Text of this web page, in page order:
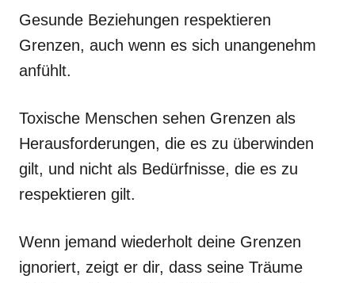
Gesunde Beziehungen respektieren
Grenzen, auch wenn es sich unangenehm
anfühlt.
Toxische Menschen sehen Grenzen als
Herausforderungen, die es zu überwinden
gilt, und nicht als Bedürfnisse, die es zu
respektieren gilt.
Wenn jemand wiederholt deine Grenzen
ignoriert, zeigt er dir, dass seine Träume